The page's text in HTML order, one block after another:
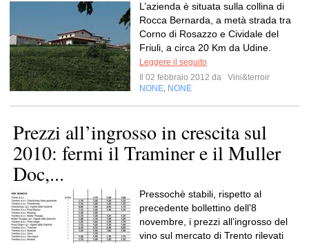
L’azienda è situata sulla collina di
Rocca Bernarda, a metà strada tra
Corno di Rosazzo e Cividale del
Friuli, a circa 20 Km da Udine.
Leggere il seguito
Il 02 febbraio 2012 da
Vini&terroir
NONE NONE
Prezzi all’ingrosso in crescita sul
2010: fermi il Traminer e il Muller
Doc,...
Pressochè stabili, rispetto al
precedente bollettino dell’8
novembre, i prezzi all’ingrosso del
vino sul mercato di Trento rilevati